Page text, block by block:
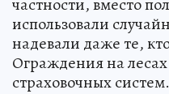
использовали
надевали даже те,
Ограждения на
страховочных систем.